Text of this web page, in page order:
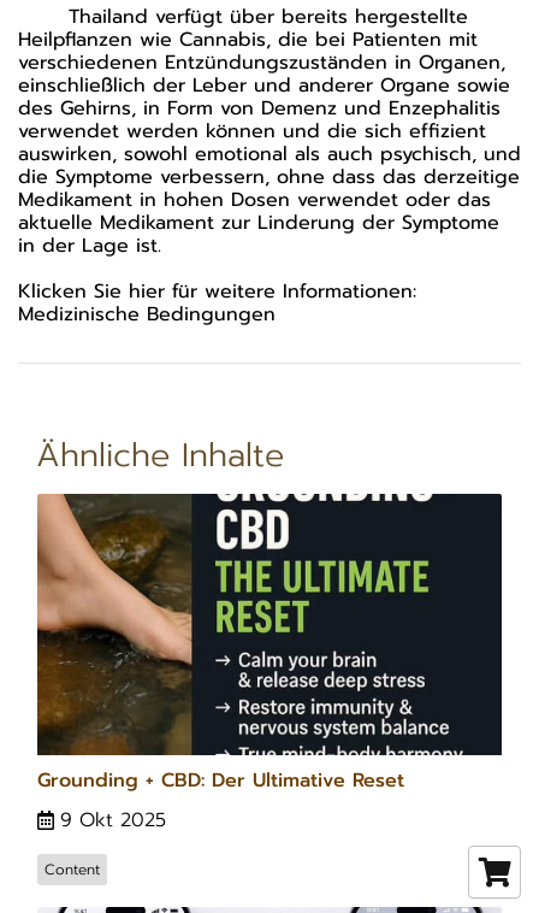
Thailand verfügt über bereits hergestellte
Heilpflanzen wie Cannabis, die bei Patienten mit
verschiedenen Entzündungszuständen in Organen,
einschließlich der Leber und anderer Organe sowie
des Gehirns, in Form von Demenz und Enzephalitis
verwendet werden können und die sich effizient
auswirken, sowohl emotional als auch psychisch, und
die Symptome verbessern, ohne dass das derzeitige
Medikament in hohen Dosen verwendet oder das
aktuelle Medikament zur Linderung der Symptome
in der Lage ist.
Klicken Sie hier für weitere Informationen:
Medizinische Bedingungen
Ähnliche Inhalte
Grounding + CBD: Der Ultimative Reset
9 Okt 2025
Content